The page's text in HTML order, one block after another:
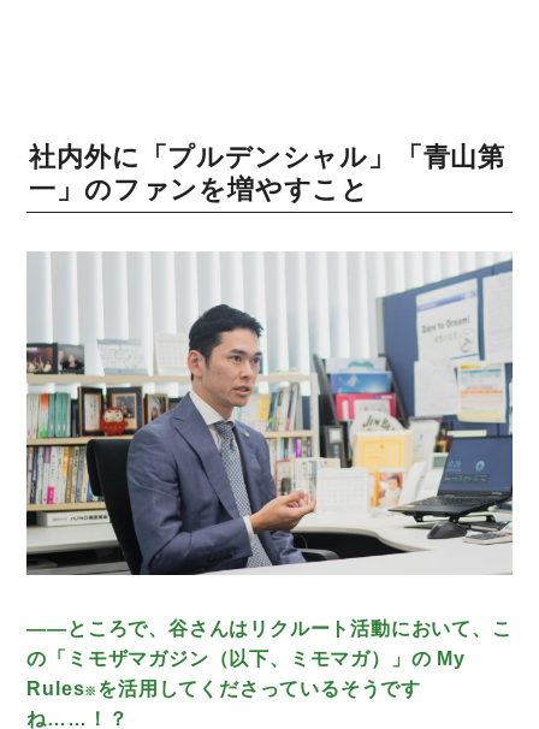
社内外に「プルデンシャル」「青山第
一」のファンを増やすこと
――ところで、谷さんはリクルート活動において、こ
の「ミモザマガジン（以下、ミモマガ）」の My
Rules※ を活用してくださっているそうです
ね……！？